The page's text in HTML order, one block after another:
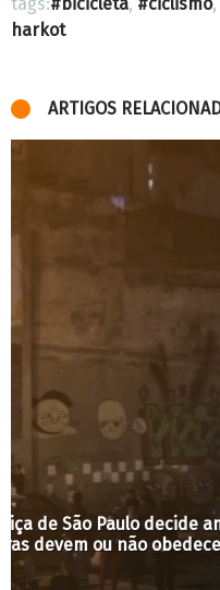
harkot
ARTIGOS
Carta contra
mais de 100